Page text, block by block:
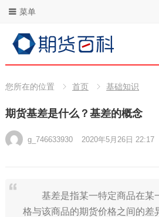
菜单
您所在的位置 首页 基础知识
期货基差是什么？基差的概念
g_746633930 2020年5月26日 22:17
基差是指某一特定商品在某
格与该商品的期货价格之间的差